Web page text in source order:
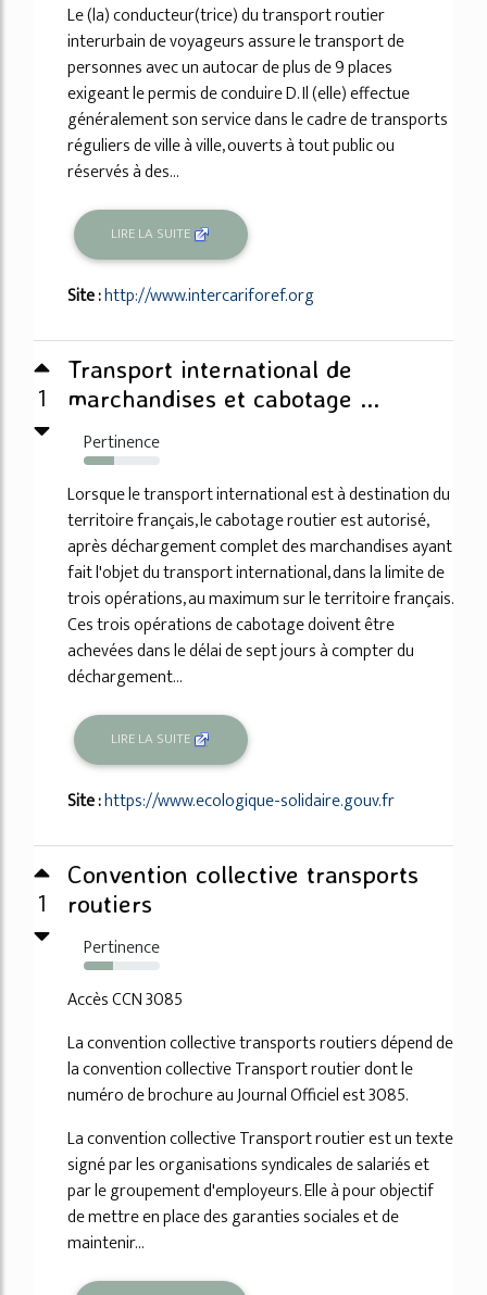
Le (la) conducteur(trice) du transport routier
interurbain de voyageurs assure le transport de
personnes avec un autocar de plus de 9 places
exigeant le permis de conduire D. Il (elle) effectue
généralement son service dans le cadre de transports
réguliers de ville à ville, ouverts à tout public ou
réservés à des...
LIRE LA SUITE
Site :http://www.intercariforef.org
1
Transport international de
marchandises et cabotage ...
Pertinence
40%
Lorsque le transport international est à destination du
territoire français, le cabotage routier est autorisé,
après déchargement complet des marchandises ayant
fait l'objet du transport international, dans la limite de
trois opérations, au maximum sur le territoire français.
Ces trois opérations de cabotage doivent être
achevées dans le délai de sept jours à compter du
déchargement...
LIRE LA SUITE
Site :https://www.ecologique-solidaire.gouv.fr
1
Convention collective transports
routiers
Pertinence
39%
Accès CCN 3085
La convention collective transports routiers dépend de
la convention collective Transport routier dont le
numéro de brochure au Journal Officiel est 3085.
La convention collective Transport routier est un texte
signé par les organisations syndicales de salariés et
par le groupement d'employeurs. Elle à pour objectif
de mettre en place des garanties sociales et de
maintenir...